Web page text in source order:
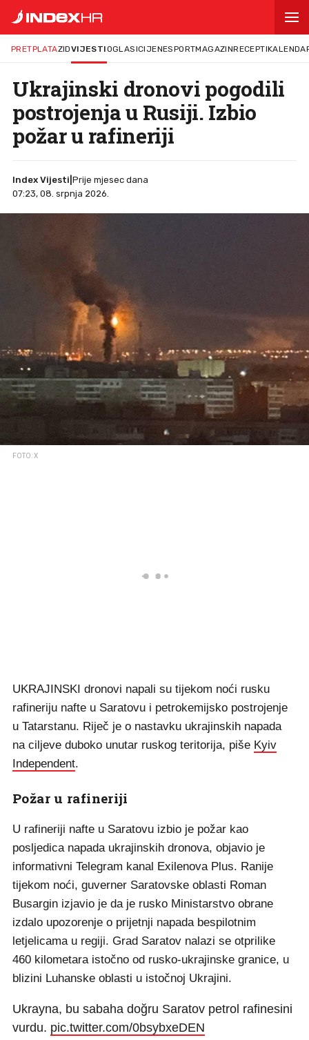
PRETPLATAZIDVIJESTIOGLASICIJENESPORTMAGAZINRECEPTI
Ukrajinski dronovi pogodili
postrojenja u Rusiji. Izbio
požar u rafineriji
Index Vijesti
Prije mjesec dana
07:23, 08. srpnja 2026.
FOTO: X
UKRAJINSKI dronovi napali su tijekom noći rusku
rafineriju nafte u Saratovu i petrokemijsko postrojenje
u Tatarstanu. Riječ je o nastavku ukrajinskih napada
na ciljeve duboko unutar ruskog teritorija, piše Kyiv
Independent.
Požar u rafineriji
U rafineriji nafte u Saratovu izbio je požar kao
posljedica napada ukrajinskih dronova, objavio je
informativni Telegram kanal Exilenova Plus. Ranije
tijekom noći, guverner Saratovske oblasti Roman
Busargin izjavio je da je rusko Ministarstvo obrane
izdalo upozorenje o prijetnji napada bespilotnim
letjelicama u regiji. Grad Saratov nalazi se otprilike
460 kilometara istočno od rusko-ukrajinske granice, u
blizini Luhanske oblasti u istočnoj Ukrajini.
Ukrayna, bu sabaha doğru Saratov petrol rafinesini
vurdu. pic.twitter.com/0bsybxeDEN